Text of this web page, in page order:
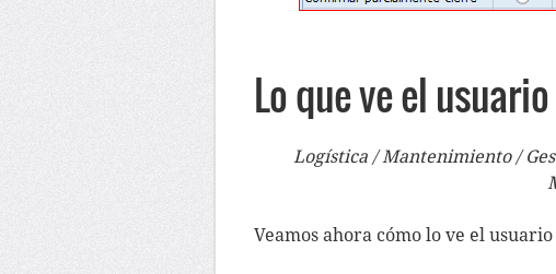
Lo que ve el usuario
Logística / Mantenimiento /
Veamos ahora cómo lo ve el